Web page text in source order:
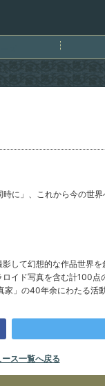
に」、これから今の
て幻想的な作品世界
イド写真を含む計100
」の40年余にわたる活
ス一覧へ戻る